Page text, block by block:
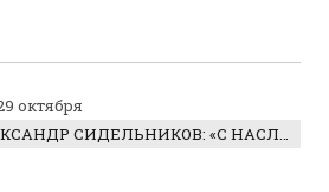
октября
ГЛУХОЙ АКТЕР АЛЕКСАНДР СИДЕЛЬНИКОВ: «С НАСЛАЖДЕНИЕМ ИГРАЛ ОТРИЦАТЕЛЬНОГО ГЕРОЯ!»